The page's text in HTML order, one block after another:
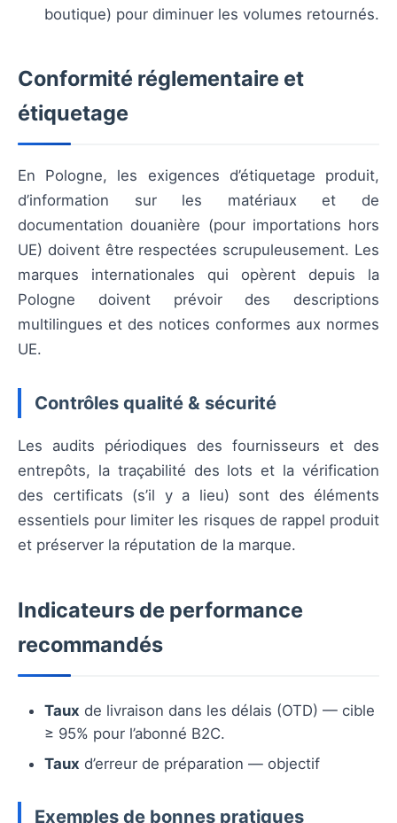
boutique) pour diminuer les volumes retournés.
Conformité réglementaire et
étiquetage
En Pologne, les exigences d’étiquetage produit,
d’information sur les matériaux et de
documentation douanière (pour importations hors
UE) doivent être respectées scrupuleusement. Les
marques internationales qui opèrent depuis la
Pologne doivent prévoir des descriptions
multilingues et des notices conformes aux normes
UE.
Contrôles qualité & sécurité
Les audits périodiques des fournisseurs et des
entrepôts, la traçabilité des lots et la vérification
des certificats (s’il y a lieu) sont des éléments
essentiels pour limiter les risques de rappel produit
et préserver la réputation de la marque.
Indicateurs de performance
recommandés
Taux de livraison dans les délais (OTD) — cible
≥ 95% pour l’abonné B2C.
Taux d’erreur de préparation — objectif
Exemples de bonnes pratiques